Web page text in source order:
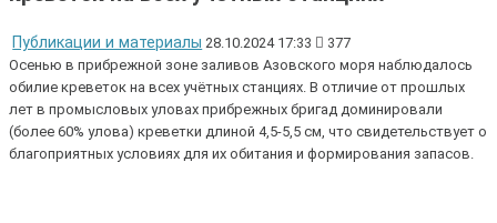
Публикации и материалы 28.10.2024 17:33
377
Осенью в прибрежной зоне заливов Азовского моря наблюдалось
обилие креветок на всех учётных станциях. В отличие от прошлых
лет в промысловых уловах прибрежных бригад доминировали
(более 60% улова) креветки длиной 4,5-5,5 см, что свидетельствует о
благоприятных условиях для их обитания и формирования запасов.